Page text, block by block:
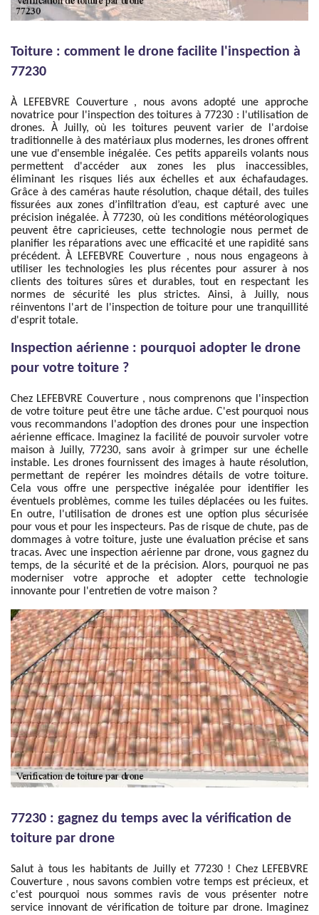
Toiture : comment le drone facilite l'inspection à
77230
À LEFEBVRE Couverture , nous avons adopté une approche
novatrice pour l'inspection des toitures à 77230 : l'utilisation de
drones. À Juilly, où les toitures peuvent varier de l'ardoise
traditionnelle à des matériaux plus modernes, les drones offrent
une vue d'ensemble inégalée. Ces petits appareils volants nous
permettent d'accéder aux zones les plus inaccessibles,
éliminant les risques liés aux échelles et aux échafaudages.
Grâce à des caméras haute résolution, chaque détail, des tuiles
fissurées aux zones d’infiltration d’eau, est capturé avec une
précision inégalée. À 77230, où les conditions météorologiques
peuvent être capricieuses, cette technologie nous permet de
planifier les réparations avec une efficacité et une rapidité sans
précédent. À LEFEBVRE Couverture , nous nous engageons à
utiliser les technologies les plus récentes pour assurer à nos
clients des toitures sûres et durables, tout en respectant les
normes de sécurité les plus strictes. Ainsi, à Juilly, nous
réinventons l'art de l'inspection de toiture pour une tranquillité
d'esprit totale.
Inspection aérienne : pourquoi adopter le drone
pour votre toiture ?
Chez LEFEBVRE Couverture , nous comprenons que l'inspection
de votre toiture peut être une tâche ardue. C'est pourquoi nous
vous recommandons l'adoption des drones pour une inspection
aérienne efficace. Imaginez la facilité de pouvoir survoler votre
maison à Juilly, 77230, sans avoir à grimper sur une échelle
instable. Les drones fournissent des images à haute résolution,
permettant de repérer les moindres détails de votre toiture.
Cela vous offre une perspective inégalée pour identifier les
éventuels problèmes, comme les tuiles déplacées ou les fuites.
En outre, l'utilisation de drones est une option plus sécurisée
pour vous et pour les inspecteurs. Pas de risque de chute, pas de
dommages à votre toiture, juste une évaluation précise et sans
tracas. Avec une inspection aérienne par drone, vous gagnez du
temps, de la sécurité et de la précision. Alors, pourquoi ne pas
moderniser votre approche et adopter cette technologie
innovante pour l'entretien de votre maison ?
77230 : gagnez du temps avec la vérification de
toiture par drone
Salut à tous les habitants de Juilly et 77230 ! Chez LEFEBVRE
Couverture , nous savons combien votre temps est précieux, et
c'est pourquoi nous sommes ravis de vous présenter notre
service innovant de vérification de toiture par drone. Imaginez